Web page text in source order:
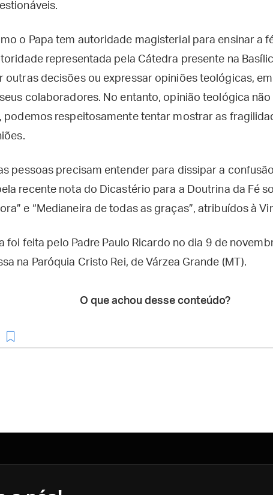
o Papa tem autoridade magisterial para ensinar a
representada pela Cátedra presente na
outras decisões ou expressar opiniões teológicas,
colaboradores. No entanto, opinião teológica não
podemos respeitosamente tentar mostrar as
pessoas precisam entender para dissipar a
recente nota do Dicastério para a Doutrina da Fé
e “Medianeira de todas as graças”, atribuídos à
foi feita pelo Padre Paulo Ricardo no dia 9 de
na Paróquia Cristo Rei, de Várzea Grande (MT).
O que achou desse conteúdo?